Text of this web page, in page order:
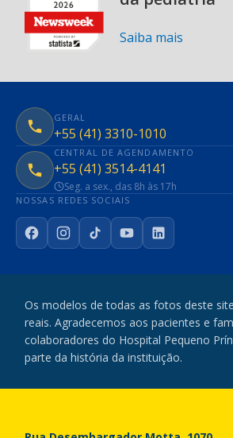
Saiba mais
GERAL
+55 (41) 3310-1010
CENTRAL DE AGENDAMENTO
+55 (41) 3514-4141
Seg. a sex., das 8h às 17h
NOSSAS REDES SOCIAIS
FacebookInstagram
TikTokYouTubeLinkedIn
Os modelos de todas as fotos deste
reais. Agradecemos aos pacientes e
colaboradores do Hospital Pequeno
parte da história da instituição.